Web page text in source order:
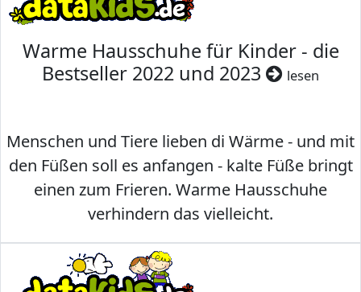
Warme Hausschuhe für Kinder - die
Bestseller 2022 und 2023
lesen
Menschen und Tiere lieben di Wärme - und mit
den Füßen soll es anfangen - kalte Füße bringt
einen zum Frieren. Warme Hausschuhe
verhindern das vielleicht.